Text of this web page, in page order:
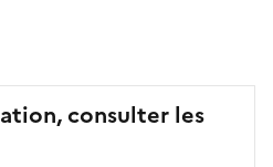
consulter les